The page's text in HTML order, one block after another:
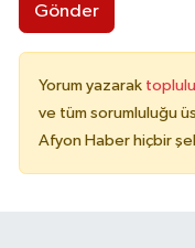
Gönder
Yorum yazarak
ve tüm sorumluluğu
Afyon Haber hiçbir